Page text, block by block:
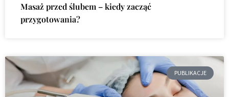
Masaż przed ślubem – kiedy zacząć
przygotowania?
PUBLIKACJE